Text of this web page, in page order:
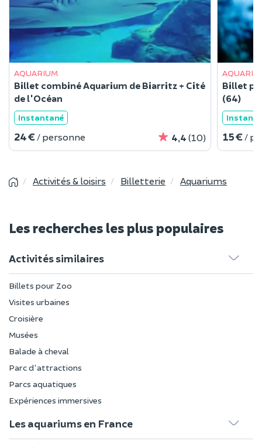
AQUARIUM
Billet combiné Aquarium de Biarritz + Cité
de l'Océan
Instantané
24 € / personne 4,4 (10)
Billet
(64)
15 € /
Activités & loisirs Billetterie Aquariums
Les recherches les plus populaires
Activités similaires
Billets pour Zoo
Visites urbaines
Croisière
Musées
Balade à cheval
Parc d'attractions
Parcs aquatiques
Expériences immersives
Les aquariums en France